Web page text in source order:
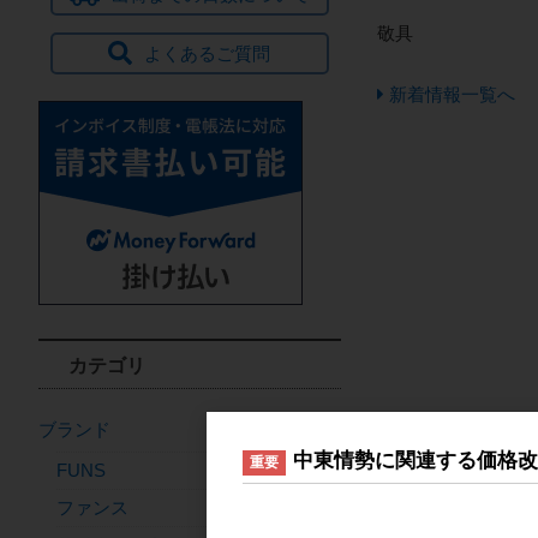
敬具
新着情報一覧へ
よくあるご質問
カテゴリ
ブランド
FUNS
ファンス
重要 中東情勢に関連する価格